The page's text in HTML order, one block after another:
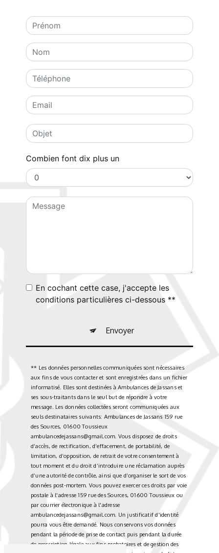
Combien font dix plus un
En cochant cette case, j'accepte les
conditions particulières ci-dessous **
Envoyer
** Les données personnelles communiquées sont nécessaires
aux fins de vous contacter et sont enregistrées dans un fichier
informatisé. Elles sont destinées à Ambulances de Jassans et
ses sous-traitants dans le seul but de répondre à votre
message. Les données collectées seront communiquées aux
seuls destinataires suivants: Ambulances de Jassans 159 rue
des Sources, 01600 Toussieux
ambulancedejassans@gmail.com. Vous disposez de droits
d’accès, de rectification, d’effacement, de portabilité, de
limitation, d’opposition, de retrait de votre consentement à
tout moment et du droit d’introduire une réclamation auprès
d’une autorité de contrôle, ainsi que d’organiser le sort de vos
données post-mortem. Vous pouvez exercer ces droits par voie
postale à l'adresse 159 rue des Sources, 01600 Toussieux ou
par courrier électronique à l'adresse
ambulancedejassans@gmail.com. Un justificatif d'identité
pourra vous être demandé. Nous conservons vos données
pendant la période de prise de contact puis pendant la durée
de prescription légale aux fins probatoires et de gestion des